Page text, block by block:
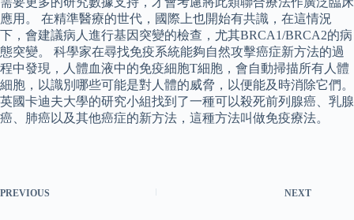
應用。 在精準醫療的世代，國際上也開始有共識，在這情況
下，會建議病人進行基因突變的檢查，尤其BRCA1/BRCA2的病
態突變。 科學家在尋找免疫系統能夠自然攻擊癌症新方法的過
程中發現，人體血液中的免疫細胞T細胞，會自動掃描所有人體
細胞，以識別哪些可能是對人體的威脅，以便能及時消除它們。
英國卡迪夫大學的研究小組找到了一種可以殺死前列腺癌、乳腺
癌、肺癌以及其他癌症的新方法，這種方法叫做免疫療法。
PREVIOUS NEXT